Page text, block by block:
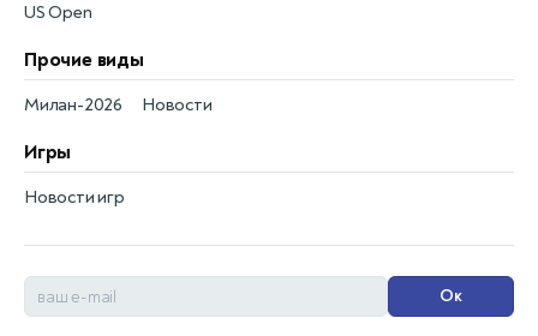
US Open
Прочие виды
Новости
Милан-2026
Игры
Новости игр
Ок